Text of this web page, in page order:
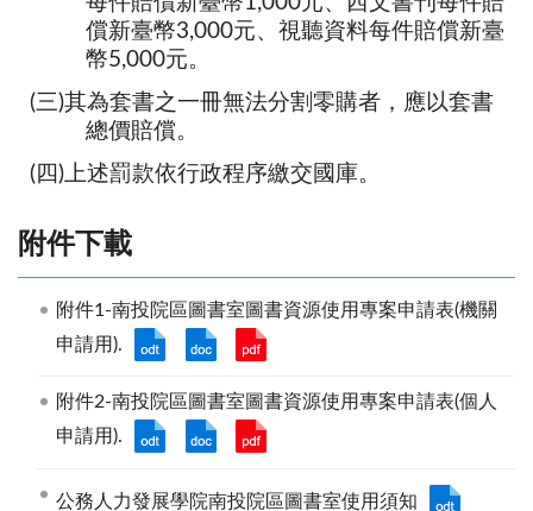
償新臺幣3,000元、視聽資料每件賠償新臺
幣5,000元。
(三)其為套書之一冊無法分割零購者，應以套書
總價賠償。
(四)上述罰款依行政程序繳交國庫。
附件下載
附件1-南投院區圖書室圖書資源使用專案申請表(機關
申請用).
附件2-南投院區圖書室圖書資源使用專案申請表(個人
申請用).
公務人力發展學院南投院區圖書室使用須知